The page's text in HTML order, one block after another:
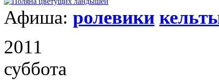
Афиша: ролевики
2011
суббота